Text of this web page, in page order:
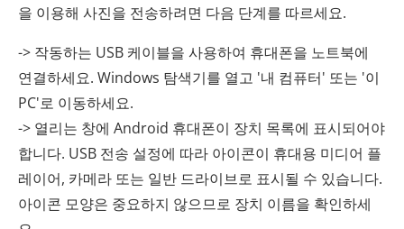
을 이용해 사진을 전송하려면 다음 단계를 따르세요.
-> 작동하는 USB 케이블을 사용하여 휴대폰을 노트북에
연결하세요. Windows 탐색기를 열고 '내 컴퓨터' 또는 '이
PC'로 이동하세요.
-> 열리는 창에 Android 휴대폰이 장치 목록에 표시되어야
합니다. USB 전송 설정에 따라 아이콘이 휴대용 미디어 플
레이어, 카메라 또는 일반 드라이브로 표시될 수 있습니다.
아이콘 모양은 중요하지 않으므로 장치 이름을 확인하세